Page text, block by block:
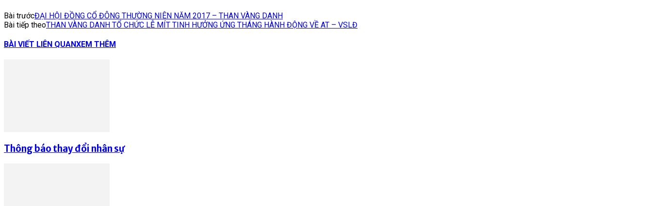
Bài trướcĐẠI HỘI ĐỒNG CỔ ĐÔNG THƯỜNG NIÊN NĂM 2017 – THAN VÀNG DANH
Bài tiếp theoTHAN VÀNG DANH TỔ CHỨC LỄ MÍT TINH HƯỞNG ỨNG THÁNG HÀNH ĐỘNG VỀ AT – VSLĐ
BÀI VIẾT LIÊN QUANXEM THÊM
Thông báo thay đổi nhân sự